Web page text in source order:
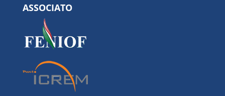
ASSOCIATO